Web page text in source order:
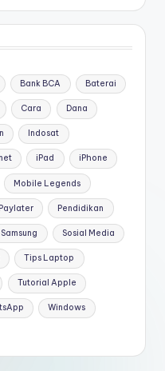
Bank BCA Baterai
Cara Dana
Indosat
iPad iPhone
Mobile Legends
Paylater Pendidikan
Samsung Sosial Media
Tips Laptop
Tutorial Apple
Windows